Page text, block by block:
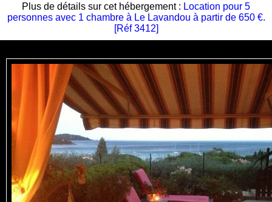
Plus de détails sur cet hébergement : Location pour 5
personnes avec 1 chambre à Le Lavandou à partir de 650 €.
[Réf 3412]